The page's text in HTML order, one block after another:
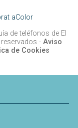
aColor
de teléfonos de El
- Aviso
de Cookies